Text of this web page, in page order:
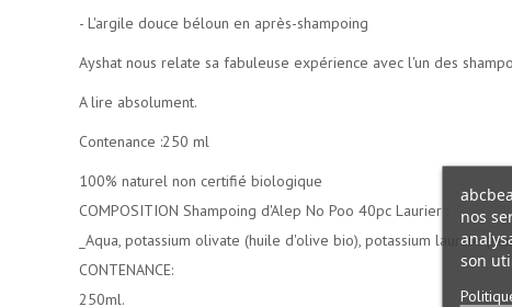
- L'argile douce béloun en après-shampoing
Ayshat nous relate sa fabuleuse expérience avec l'un des
A lire absolument.
Contenance :250 ml
100% naturel non certifié biologique
COMPOSITION Shampoing d'Alep No Poo 40pc Laurier :
_Aqua, potassium olivate (huile d'olive bio), potassium laurate
CONTENANCE:
250ml.
nos
son